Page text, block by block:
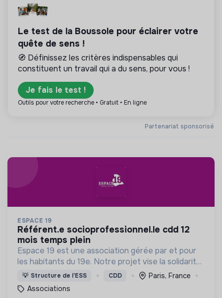
Partenariat sponsorisé
Le test de la Boussole pour éclairer votre
quête de sens !
🧭 Définissez les critères indispensables qui
constituent un travail qui a du sens, pour vous !
Je fais le test !
Outils pour votre recherche • Gratuit • En ligne
ESPACE 19
référent.e socioprofessionnel.le cdd 12
mois temps plein
Espace 19 est une association gérée par et pour
les habitants du 19e. Notre projet vise la solidarité
de proximité, les relations interculturelles, l’accès à
l’autonomie et à la citoyenneté.
💡 Structure de l’ESS CDD
Paris, France
Associations